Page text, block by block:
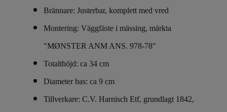
Brännare: Justerbar, komplett med vred
Montering: Väggfäste i mässing, märkta
"MØNSTER ANM ANS. 978-78"
Totalthöjd: ca 34 cm
Diameter bas: ca 9 cm
Tillverkare: C.V. Harnisch Etf, grundlagt 1842,